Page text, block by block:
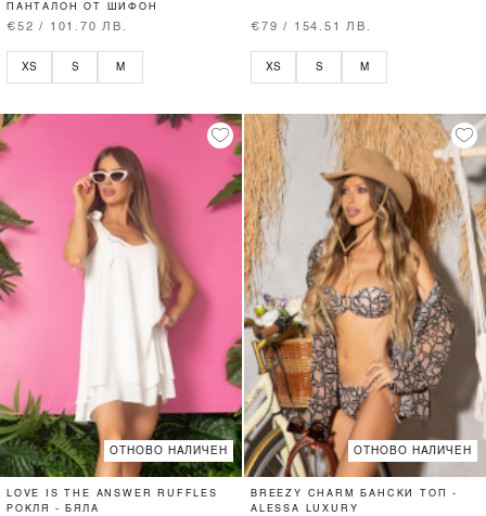
ПАНТАЛОН ОТ ШИФОН
€52 / 101.70 ЛВ.
XS S M
€79 / 154.51 ЛВ.
XS S M
ОТНОВО НАЛИЧЕН
LOVE IS THE ANSWER RUFFLES
РОКЛЯ - БЯЛА
ОТНОВО НАЛИЧЕН
BREEZY CHARM БАНСКИ ТОП -
ALESSA LUXURY